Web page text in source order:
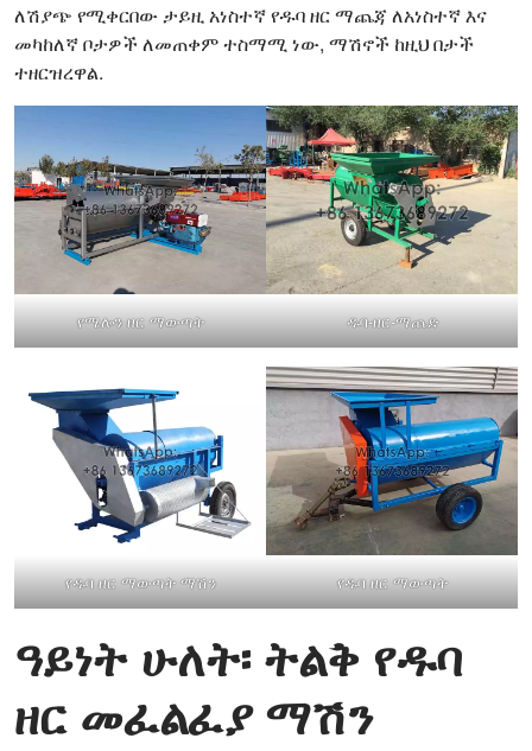
ለሽያጭ የሚቀርበው ታይዚ አነስተኛ የዱባ ዘር ማጨጃ ለአነስተኛ እና
መካከለኛ ቦታዎች ለመጠቀም ተስማሚ ነው, ማሽኖች ከዚህ በታች
ተዘርዝረዋል.
የሜሎን ዘር ማውጣት ዱባ-ዘር-ማጨድ
የዱባ ዘር ማውጣት ማሽን የዱባ ዘር ማውጣት
ዓይነት ሁለት፡ ትልቅ የዱባ
ዘር መፈልፈያ ማሽን